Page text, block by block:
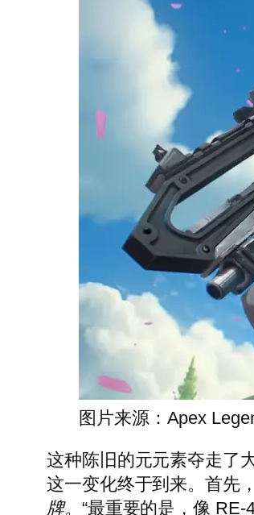
图片来源：Apex
这种陈旧的元元素夺走了
这一变化终于到来。首先
牌。 “最重要的是，像